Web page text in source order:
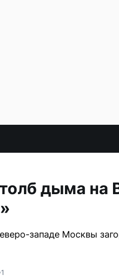
дыма на
западе Москвы
1